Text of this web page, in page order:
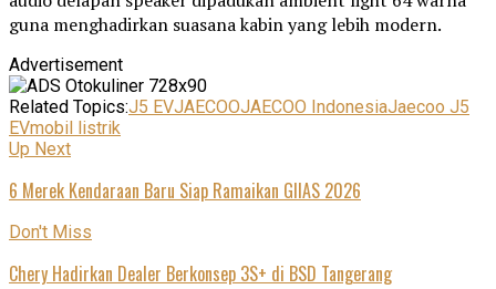
guna menghadirkan suasana kabin yang lebih modern.
Advertisement
Related Topics:J5 EVJAECOOJAECOO IndonesiaJaecoo J5
EVmobil listrik
Up Next
6 Merek Kendaraan Baru Siap Ramaikan GIIAS 2026
Don't Miss
Chery Hadirkan Dealer Berkonsep 3S+ di BSD Tangerang